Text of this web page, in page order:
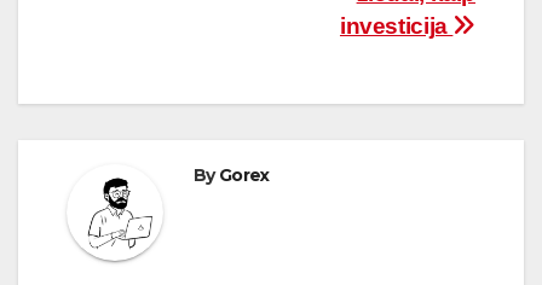
investicija
ByGorex